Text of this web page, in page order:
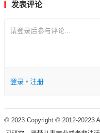
发表评论
请登录后参与评论...
登录• 注册
© 2023 Copyright © 2012-20223